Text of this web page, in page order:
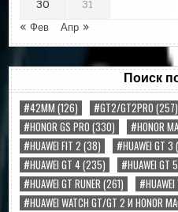
30
31
« Фев
Апр »
Поиск
#42MM (126) #GT2/GT2PRO (257)
#HONOR GS PRO (330) #HONOR
#HUAWEI FIT 2 (38) #HUAWEI GT 3
#HUAWEI GT 4(235) #HUAWEI GT
#HUAWEI GT RUNER(261)
#HUAWEI WATCH GT/GT 2 И HONOR